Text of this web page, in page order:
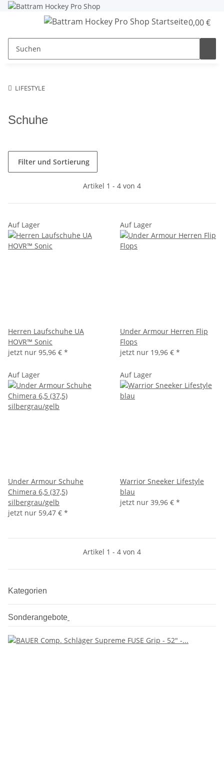
0,00 €
LIFESTYLE
Schuhe
Filter und Sortierung
Artikel 1 - 4 von 4
Auf Lager
Herren Laufschuhe UA
HOVR™ Sonic
jetzt nur 95,96 € *
Auf Lager
Under Armour Herren Flip
Flops
jetzt nur 19,96 € *
Auf Lager
Under Armour Schuhe
Chimera 6,5 (37,5)
silbergrau/gelb
jetzt nur 59,47 € *
Auf Lager
Warrior Sneeker Lifestyle
blau
jetzt nur 39,96 € *
Artikel 1 - 4 von 4
Kategorien
Sonderangebote